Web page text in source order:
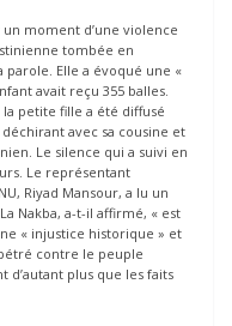
moment d’une violence
tombée en
parole. Elle a évoqué une «
avait reçu 355 balles.
petite fille a été diffusé
avec sa cousine et
Le silence qui a suivi en
Le représentant
Riyad Mansour, a lu un
Nakba, a-t-il affirmé, « est
« injustice historique » et
contre le peuple
d’autant plus que les faits